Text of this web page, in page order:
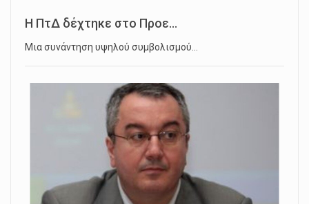
Η ΠτΔ δέχτηκε στο Προε...
Μια συνάντηση υψηλού συμβολισμού…